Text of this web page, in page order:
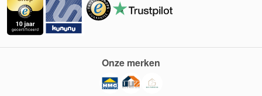
Onze merken